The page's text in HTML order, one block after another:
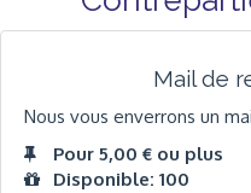
Mail de
Nous vous enverrons un
Pour 5,00 € ou plus
Disponible: 100